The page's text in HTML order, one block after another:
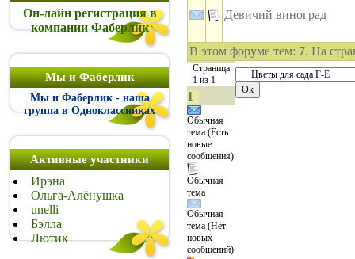
Он-лайн регистрация в
компании Фаберлик
Мы и Фаберлик
Мы и Фаберлик - наша
группа в Одноклассниках
Активные участники
Ирэна
Ольга-Алёнушка
unelli
Бэлла
Лютик
Девичий виноград
В этом форуме тем: 7. На
Страница
1 из 1
1
Обычная
тема (Есть
новые
сообщения)
Обычная
тема
Обычная
тема (Нет
новых
сообщений)